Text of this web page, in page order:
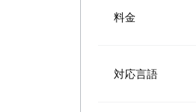
料金
対応言語